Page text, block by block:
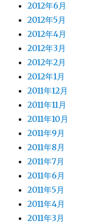
2012年6月
2012年5月
2012年4月
2012年3月
2012年2月
2012年1月
2011年12月
2011年11月
2011年10月
2011年9月
2011年8月
2011年7月
2011年6月
2011年5月
2011年4月
2011年3月